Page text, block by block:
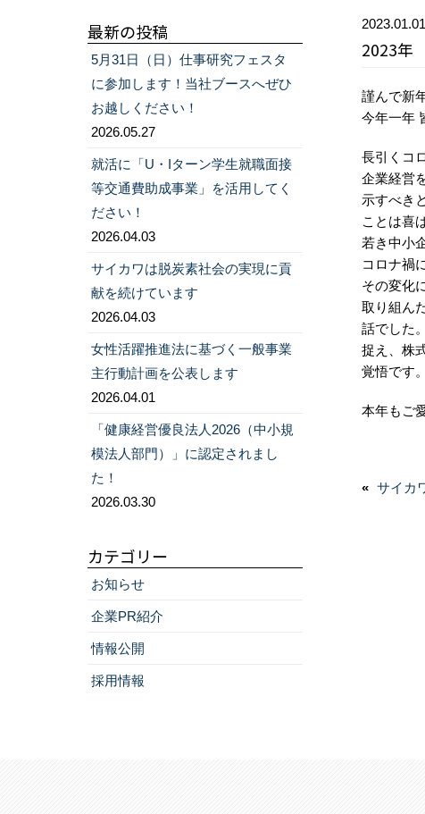
最新の投稿
5月31日（日）仕事研究フェスタ
に参加します！当社ブースへぜひ
お越しください！
2026.05.27
就活に「U・Iターン学生就職面接
等交通費助成事業」を活用してく
ださい！
2026.04.03
サイカワは脱炭素社会の実現に貢
献を続けています
2026.04.03
女性活躍推進法に基づく一般事業
主行動計画を公表します
2026.04.01
「健康経営優良法人2026（中小規
模法人部門）」に認定されまし
た！
2026.03.30
カテゴリー
お知らせ
企業PR紹介
情報公開
採用情報
2023.01.01
2023年
謹んで新
今年一年
長引くコ
企業経営
示すべき
ことは喜
若き中小
コロナ禍
その変化
取り組ん
話でした
捉え、株
覚悟です。
本年もご
« 前
サイカ